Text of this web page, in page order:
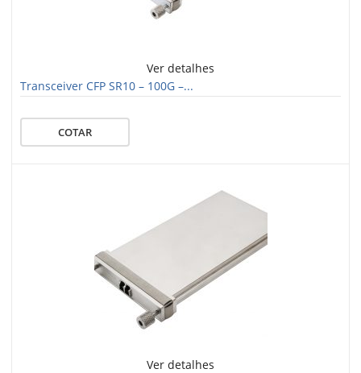
Ver detalhes
Transceiver CFP SR10 – 100G –...
COTAR
Ver detalhes